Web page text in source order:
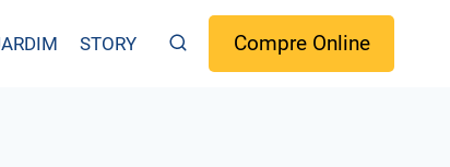
STORY Compre Online